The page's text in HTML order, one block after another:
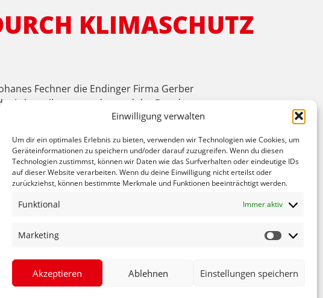
Einwilligung verwalten
Um dir ein optimales Erlebnis zu bieten, verwenden wir Technologien wie Cookies, um
Geräteinformationen zu speichern und/oder darauf zuzugreifen. Wenn du diesen
Technologien zustimmst, können wir Daten wie das Surfverhalten oder eindeutige IDs
auf dieser Website verarbeiten. Wenn du deine Einwilligung nicht erteilst oder
zurückziehst, können bestimmte Merkmale und Funktionen beeinträchtigt werden.
Funktional Immer aktiv
Marketing
Akzeptieren Ablehnen Einstellungen speichern
KLIMASCHUTZ
Fechner die Endinger Firma Gerber
entstanden und der Bau der
Dadurch lohne sich der Bau der Soloranlagen f?r den
so habe er seine Firma auf fast 30
Beispiel daf?r, da? die F?rderung erneuerbarer
schafft. Beide SPD-Politiker wollen sich deshalb